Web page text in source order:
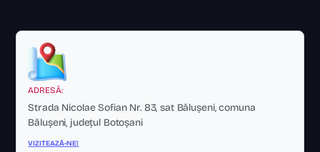
ADRESĂ:
Strada Nicolae Sofian Nr. 83, sat Bălușeni, comuna
Bălușeni, județul Botoșani
VIZITEAZĂ-NE!